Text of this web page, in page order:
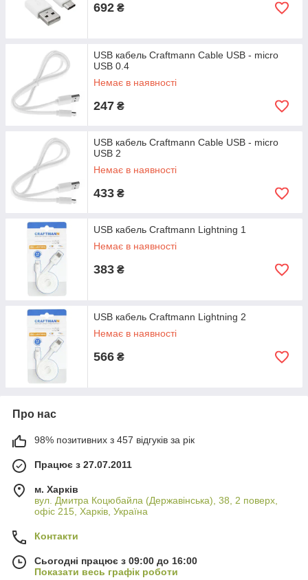
692 ₴
USB кабель Craftmann Cable USB - micro
USB 0.4
Немає в наявності
247 ₴
USB кабель Craftmann Cable USB - micro
USB 2
Немає в наявності
433 ₴
USB кабель Craftmann Lightning 1
Немає в наявності
383 ₴
USB кабель Craftmann Lightning 2
Немає в наявності
566 ₴
Про нас
98% позитивних з 457 відгуків за рік
Працює з 27.07.2011
м. Харків
вул. Дмитра Коцюбайла (Державінська), 38, 2 поверх,
офіс 215, Харків, Україна
Контакти
Сьогодні працює з 09:00 до 16:00
Показати весь графік роботи